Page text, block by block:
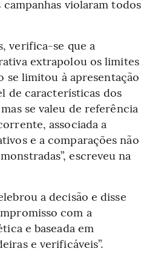
campanhas violaram todos
verifica-se que a
extrapolou os limites
se limitou à apresentação
de características dos
se valeu de referência
associada a
e a comparações não
escreveu na
a decisão e disse
com a
e baseada em
e verificáveis”.